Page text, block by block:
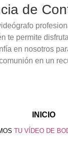
de
te permite
en nosotros
en un
INICIO
TU VÍDEO DE